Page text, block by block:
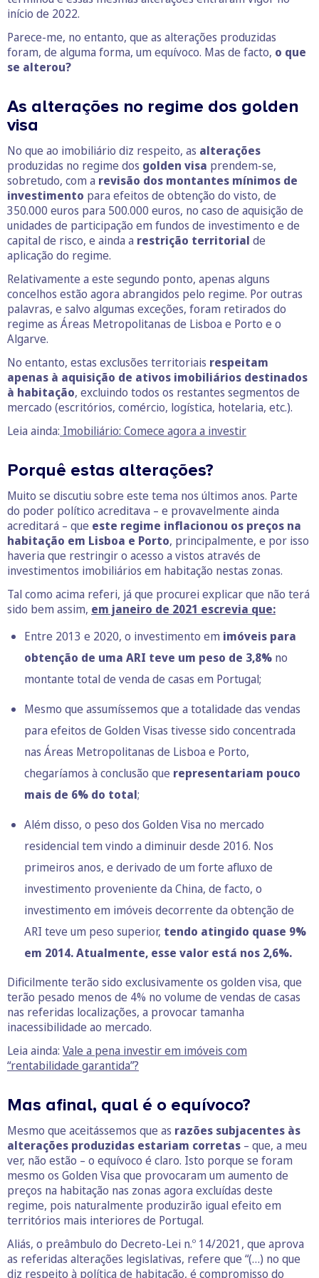
início de 2022.
Parece-me, no entanto, que as alterações produzidas
foram, de alguma forma, um equívoco. Mas de facto, o que
se alterou?
As alterações no regime dos golden
visa
No que ao imobiliário diz respeito, as alterações
produzidas no regime dos golden visa prendem-se,
sobretudo, com a revisão dos montantes mínimos de
investimento para efeitos de obtenção do visto, de
350.000 euros para 500.000 euros, no caso de aquisição de
unidades de participação em fundos de investimento e de
capital de risco, e ainda a restrição territorial de
aplicação do regime.
Relativamente a este segundo ponto, apenas alguns
concelhos estão agora abrangidos pelo regime. Por outras
palavras, e salvo algumas exceções, foram retirados do
regime as Áreas Metropolitanas de Lisboa e Porto e o
Algarve.
No entanto, estas exclusões territoriais respeitam
apenas à aquisição de ativos imobiliários destinados
à habitação, excluindo todos os restantes segmentos de
mercado (escritórios, comércio, logística, hotelaria, etc.).
Leia ainda: Imobiliário: Comece agora a investir
Porquê estas alterações?
Muito se discutiu sobre este tema nos últimos anos. Parte
do poder político acreditava – e provavelmente ainda
acreditará – que este regime inflacionou os preços na
habitação em Lisboa e Porto, principalmente, e por isso
haveria que restringir o acesso a vistos através de
investimentos imobiliários em habitação nestas zonas.
Tal como acima referi, já que procurei explicar que não terá
sido bem assim, em janeiro de 2021 escrevia que:
Entre 2013 e 2020, o investimento em imóveis para
obtenção de uma ARI teve um peso de 3,8% no
montante total de venda de casas em Portugal;
Mesmo que assumíssemos que a totalidade das vendas
para efeitos de Golden Visas tivesse sido concentrada
nas Áreas Metropolitanas de Lisboa e Porto,
chegaríamos à conclusão que representariam pouco
mais de 6% do total;
Além disso, o peso dos Golden Visa no mercado
residencial tem vindo a diminuir desde 2016. Nos
primeiros anos, e derivado de um forte afluxo de
investimento proveniente da China, de facto, o
investimento em imóveis decorrente da obtenção de
ARI teve um peso superior, tendo atingido quase 9%
em 2014. Atualmente, esse valor está nos 2,6%.
Dificilmente terão sido exclusivamente os golden visa, que
terão pesado menos de 4% no volume de vendas de casas
nas referidas localizações, a provocar tamanha
inacessibilidade ao mercado.
Leia ainda: Vale a pena investir em imóveis com
“rentabilidade garantida”?
Mas afinal, qual é o equívoco?
Mesmo que aceitássemos que as razões subjacentes às
alterações produzidas estariam corretas – que, a meu
ver, não estão – o equívoco é claro. Isto porque se foram
mesmo os Golden Visa que provocaram um aumento de
preços na habitação nas zonas agora excluídas deste
regime, pois naturalmente produzirão igual efeito em
territórios mais interiores de Portugal.
Aliás, o preâmbulo do Decreto-Lei n.º 14/2021, que aprova
as referidas alterações legislativas, refere que “(…) no que
diz respeito à política de habitação, é compromisso do